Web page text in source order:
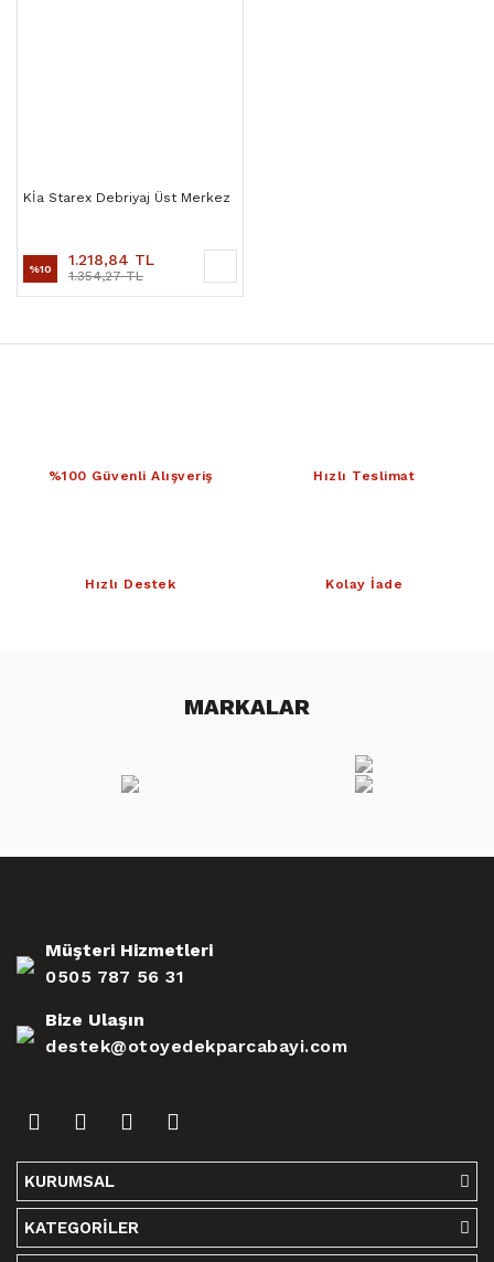
Kİa Starex Debriyaj Üst Merkez
%10 1.218,84 TL
1.354,27 TL
%100 Güvenli Alışveriş Hızlı Teslimat
Hızlı Destek Kolay İade
MARKALAR
Müşteri Hizmetleri
0505 787 56 31
Bize Ulaşın
destek@otoyedekparcabayi.com
KURUMSAL
KATEGORİLER